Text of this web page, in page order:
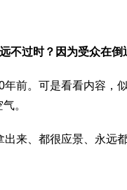
不过时？因为受众在倒
前。可是看看内容，
。
来、都很应景、永远